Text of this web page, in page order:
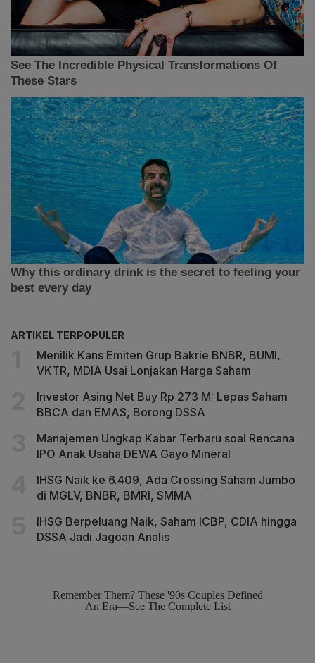
ARTIKEL TERPOPULER
Menilik Kans Emiten Grup Bakrie BNBR, BUMI,
VKTR, MDIA Usai Lonjakan Harga Saham
Investor Asing Net Buy Rp 273 M: Lepas Saham
BBCA dan EMAS, Borong DSSA
Manajemen Ungkap Kabar Terbaru soal Rencana
IPO Anak Usaha DEWA Gayo Mineral
IHSG Naik ke 6.409, Ada Crossing Saham Jumbo
di MGLV, BNBR, BMRI, SMMA
IHSG Berpeluang Naik, Saham ICBP, CDIA hingga
DSSA Jadi Jagoan Analis